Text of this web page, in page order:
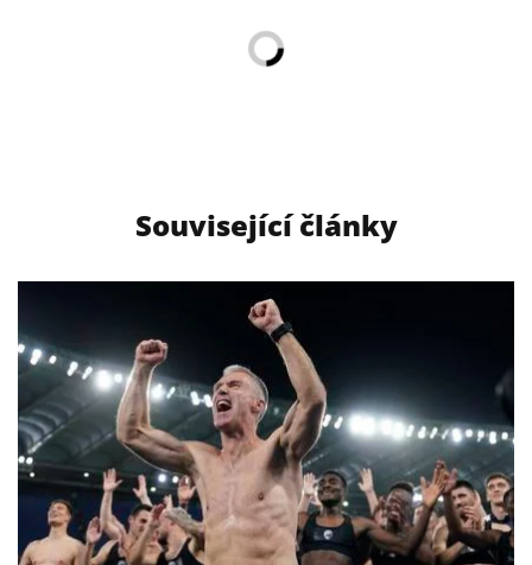
Související články